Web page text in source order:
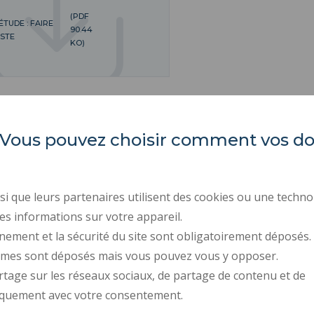
: FAIRE
(PDF
90.44
KO)
Les Tertiales
Rue des Cent Têtes
59313 VALENCIENNES CEDEX 9
RECRUTEMENTS
DONNÉES
GESTION DES COOKIES
pouvez choisir comment vos
que leurs partenaires utilisent des cookies ou une
informations sur votre appareil.
et la sécurité du site sont obligatoirement déposés.
sont déposés mais vous pouvez vous y opposer.
sur les réseaux sociaux, de partage de contenu et de
avec votre consentement.